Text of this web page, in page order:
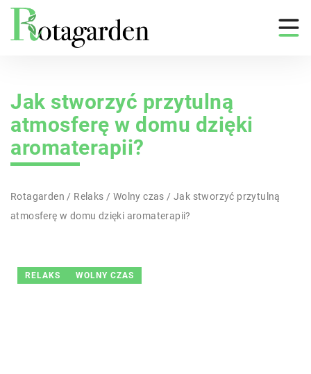
Jak stworzyć przytulną
atmosferę w domu dzięki
aromaterapii?
Rotagarden / Relaks / Wolny czas /Jak stworzyć przytulną
atmosferę w domu dzięki aromaterapii?
RELAKS WOLNY CZAS